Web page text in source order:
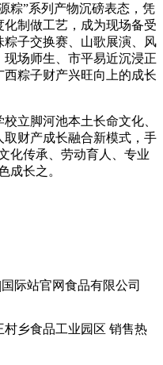
粽”系列产物沉磅表态，凭
制做工艺，成为现场备受
子交换赛、山歌展演、风
场师生、市平易近沉浸正
粽子财产兴旺向上的成长
脚河池本土长命文化、
财产成长融合新模式，手
化传承、劳动育人、专业
成长之。
际站官网食品有限公司
乡食品工业园区 销售热